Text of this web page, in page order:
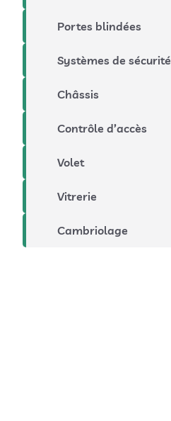
Portes blindées
Systèmes de sécurité
Châssis
Contrôle d’accès
Volet
Vitrerie
Cambriolage